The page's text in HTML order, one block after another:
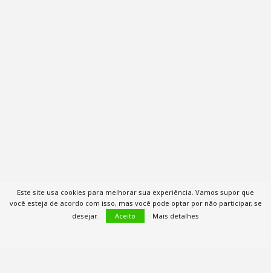
Este site usa cookies para melhorar sua experiência. Vamos supor que
você esteja de acordo com isso, mas você pode optar por não participar, se
desejar.
Aceito Mais detalhes